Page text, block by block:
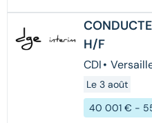
H/F
CDI•
Le 3 août
40 001 € -